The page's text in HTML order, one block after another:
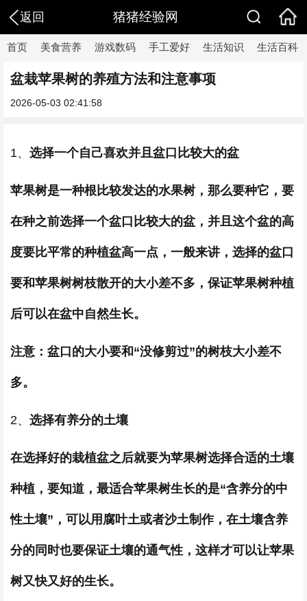
返回 猪猪经验网
首页 美食营养 游戏数码 手工爱好 生活知识 生活百科
盆栽苹果树的养殖方法和注意事项
2026-05-03 02:41:58
1、 选择一个自己喜欢并且盆口比较大的盆
苹果树是一种根比较发达的水果树，那么要种它，要
在种之前选择一个盆口比较大的盆，并且这个盆的高
度要比平常的种植盆高一点，一般来讲，选择的盆口
要和苹果树树枝散开的大小差不多，保证苹果树种植
后可以在盆中自然生长。
注意：盆口的大小要和“没修剪过”的树枝大小差不
多。
2、 选择有养分的土壤
在选择好的栽植盆之后就要为苹果树选择合适的土壤
种植，要知道，最适合苹果树生长的是“含养分的中
性土壤”，可以用腐叶土或者沙土制作，在土壤含养
分的同时也要保证土壤的通气性，这样才可以让苹果
树又快又好的生长。